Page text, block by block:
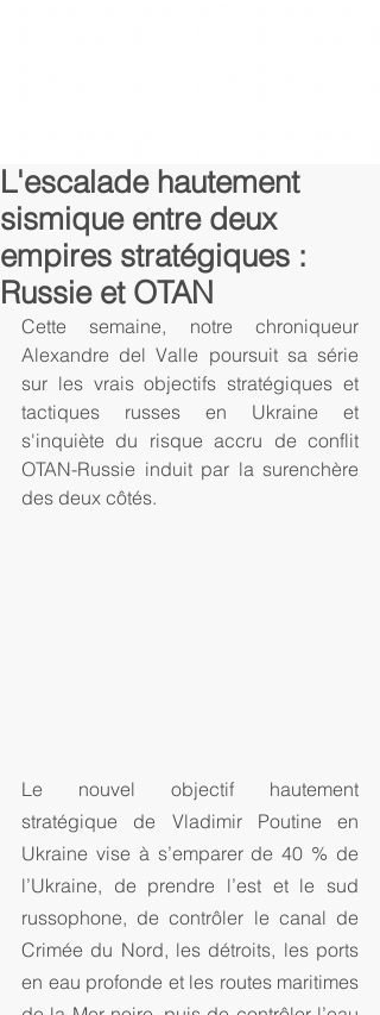
L'escalade hautement
sismique entre deux
empires stratégiques :
Russie et OTAN
Cette semaine, notre chroniqueur
Alexandre del Valle poursuit sa série
sur les vrais objectifs stratégiques et
tactiques russes en Ukraine et
s'inquiète du risque accru de conflit
OTAN-Russie induit par la surenchère
des deux côtés.
Le nouvel objectif hautement
stratégique de Vladimir Poutine en
Ukraine vise à s’emparer de 40 % de
l’Ukraine, de prendre l’est et le sud
russophone, de contrôler le canal de
Crimée du Nord, les détroits, les ports
en eau profonde et les routes maritimes